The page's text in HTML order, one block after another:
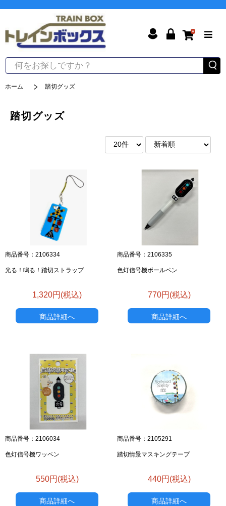
0
ホーム 踏切グッズ
踏切グッズ
商品番号：2106334
光る！鳴る！踏切ストラップ
1,320円(税込)
商品詳細へ
商品番号：2106335
色灯信号機ボールペン
770円(税込)
商品詳細へ
商品番号：2106034
色灯信号機ワッペン
550円(税込)
商品詳細へ
商品番号：2105291
踏切情景マスキングテープ
440円(税込)
商品詳細へ